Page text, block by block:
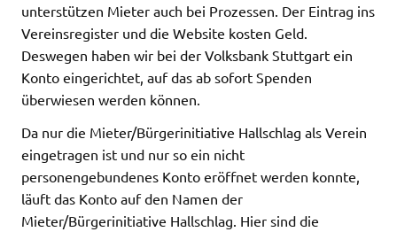
unterstützen Mieter auch bei Prozessen. Der Eintrag ins
Vereinsregister und die Website kosten Geld.
Deswegen haben wir bei der Volksbank Stuttgart ein
Konto eingerichtet, auf das ab sofort Spenden
überwiesen werden können.
Da nur die Mieter/Bürgerinitiative Hallschlag als Verein
eingetragen ist und nur so ein nicht
personengebundenes Konto eröffnet werden konnte,
läuft das Konto auf den Namen der
Mieter/Bürgerinitiative Hallschlag. Hier sind die